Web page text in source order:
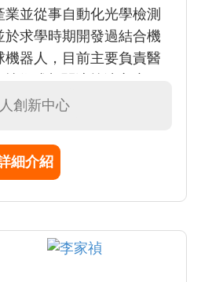
並從事自動化光學檢測
求學時期開發過結合機
器人，目前主要負責醫
理、機器學習、深度學習
創新中心
細介紹